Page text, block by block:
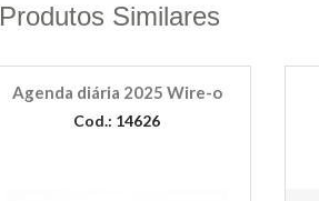
Produtos Similares
Agenda diária 2025 Wire-o
Cod.: 14626